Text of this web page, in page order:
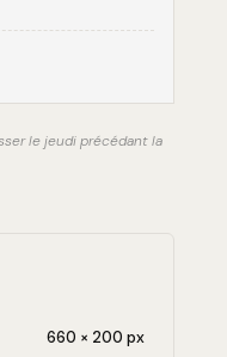
le jeudi précédant la
660 × 200 px